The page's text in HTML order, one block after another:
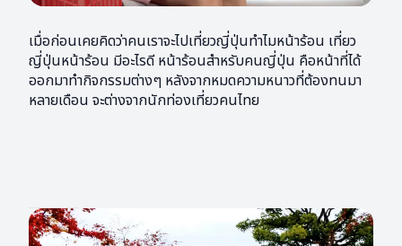
เมื่อก่อนเคยคิดว่าคนเราจะไปเที่ยวญี่ปุ่นทำไมหน้าร้อน เที่ยว
ญี่ปุ่นหน้าร้อน มีอะไรดี หน้าร้อนสำหรับคนญี่ปุ่น คือหน้าที่ได้
ออกมาทำกิจกรรมต่างๆ หลังจากหมดความหนาวที่ต้องทนมา
หลายเดือน จะต่างจากนักท่องเที่ยวคนไทย